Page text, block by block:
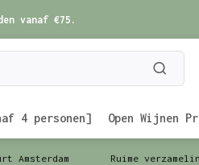
vanaf €75.
4 personen] Open Wijnen
Amsterdam Ruime